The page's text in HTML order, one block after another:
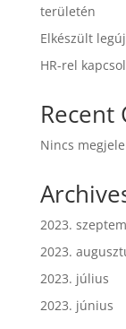
területén
Elkészült
HR-rel
Recent
Nincs
2023.
2023.
2023. július
2023. június